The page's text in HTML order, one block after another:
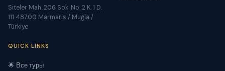
Siteler Mah. 206 Sok. No. 2 K. 1 D.
111 48700 Marmaris / Muğla /
Türkiye
QUICK LINKS
🌟 Все туры